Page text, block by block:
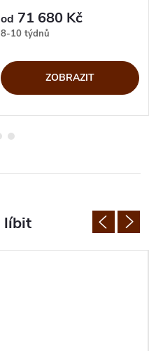
od 71 680 Kč
8-10 týdnů
ZOBRAZIT